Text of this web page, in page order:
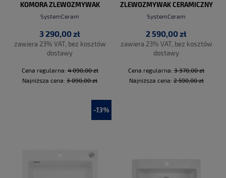
KOMORA ZLEWOZMYWAK
CERAMICZNY PROMO
SystemCeram
3 290,00 zł
zawiera 23% VAT, bez kosztów
dostawy
Cena regularna:4 090,00 zł
Najniższa cena: 3 090,00 zł
ZLEWOZMYWAK CERAMICZNY
PROMO
SystemCeram
2 590,00 zł
zawiera 23% VAT, bez kosztów
dostawy
Cena regularna: 3 370,00 zł
Najniższa cena:2 590,00 zł
-13%